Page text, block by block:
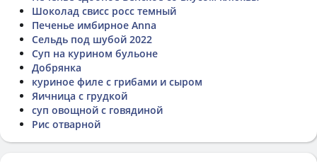
Шоколад свисс росс темный
Печенье имбирное Anna
Сельдь под шубой 2022
Суп на курином бульоне
Добрянка
куриное филе с грибами и сыром
Яичница с грудкой
суп овощной с говядиной
Рис отварной